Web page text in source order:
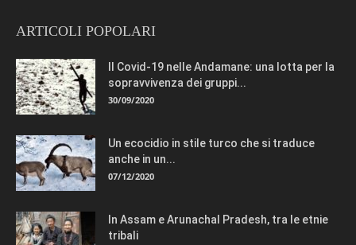
ARTICOLI POPOLARI
Il Covid-19 nelle Andamane: una lotta per la
sopravvivenza dei gruppi...
30/09/2020
Un ecocidio in stile turco che si traduce
anche in un...
07/12/2020
In Assam e Arunachal Pradesh, tra le etnie
tribali